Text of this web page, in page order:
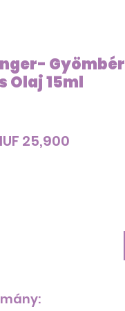
Gyömbér
Olaj 15ml
25,900